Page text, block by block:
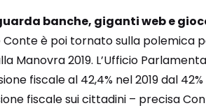
banche, giganti web e
è poi tornato sulla polemica
Manovra 2019. L’Ufficio
fiscale al 42,4% nel 2019 dal
fiscale sui cittadini – precisa